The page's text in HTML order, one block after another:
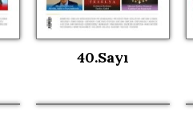
40.Sayı